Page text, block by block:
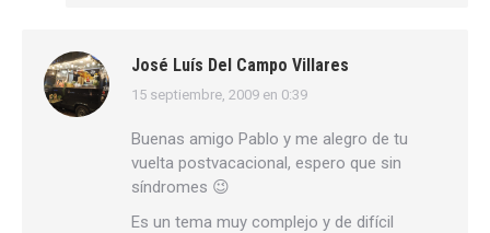
José Luís Del Campo Villares
dice:
15 septiembre, 2009 en 0:39
Buenas amigo Pablo y me alegro de tu
vuelta postvacacional, espero que sin
síndromes 😉
Es un tema muy complejo y de difícil